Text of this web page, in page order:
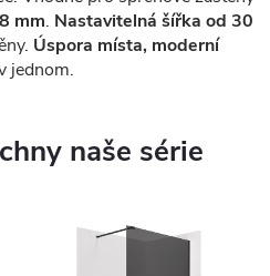
8 mm. Nastavitelná šířka od 30
Úspora místa, moderní
jednom.
naše série